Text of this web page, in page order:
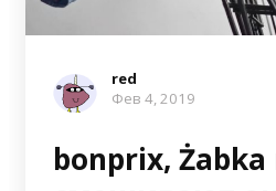
red
Фев 4, 2019
bonprix, Żabka